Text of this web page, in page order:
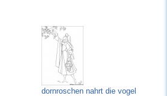
dornroschen nahrt die vogel